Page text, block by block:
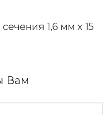
1,6 мм х 15
Вам